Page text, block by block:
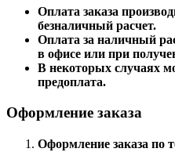
Оплата заказа
безналичный расчет.
Оплата за наличный
в офисе или при
В некоторых случаях
предоплата.
Оформление заказа
Оформление заказа по